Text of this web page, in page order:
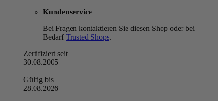
Kundenservice
Bei Fragen kontaktieren Sie diesen Shop oder bei
BedarfTrusted Shops.
Zertifiziert seit
30.08.2005
Gültig bis
28.08.2026